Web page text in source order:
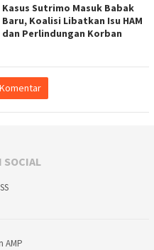
Kasus Sutrimo Masuk Babak
Baru, Koalisi Libatkan Isu HAM
dan Perlindungan Korban
SOCIAL
AMP